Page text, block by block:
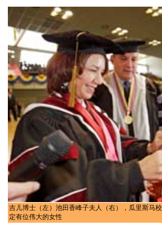
吉儿博士（左）池田香峰子夫人（右），瓜里斯马
定有位伟大的女性